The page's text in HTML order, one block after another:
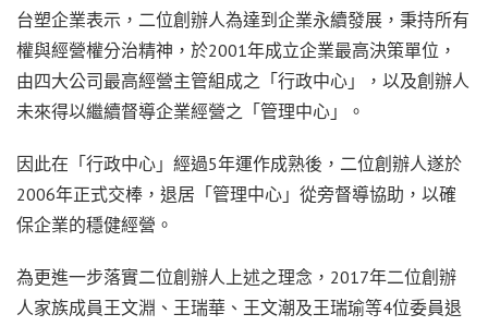
台塑企業表示，二位創辦人為達到企業永續發展，秉持所有
權與經營權分治精神，於2001年成立企業最高決策單位，
由四大公司最高經營主管組成之「行政中心」，以及創辦人
未來得以繼續督導企業經營之「管理中心」。
因此在「行政中心」經過5年運作成熟後，二位創辦人遂於
2006年正式交棒，退居「管理中心」從旁督導協助，以確
保企業的穩健經營。
為更進一步落實二位創辦人上述之理念，2017年二位創辦
人家族成員王文淵、王瑞華、王文潮及王瑞瑜等4位委員退